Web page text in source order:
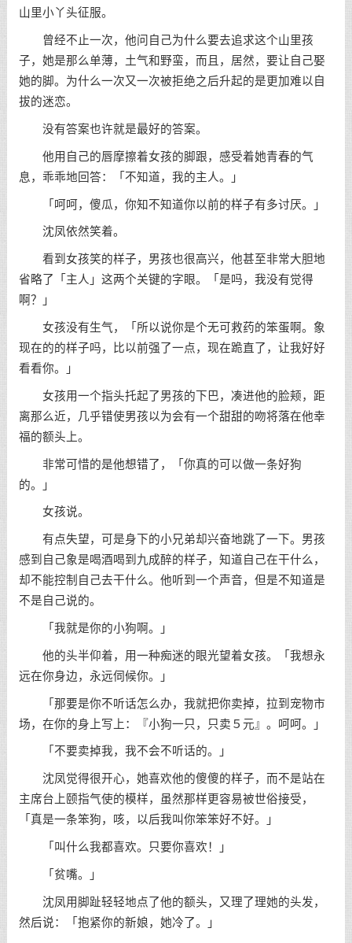
山里小丫头征服。
曾经不止一次，他问自己为什么要去追求这个山里孩
子，她是那么单薄，土气和野蛮，而且，居然，要让自己娶
她的脚。为什么一次又一次被拒绝之后升起的是更加难以自
拔的迷恋。
没有答案也许就是最好的答案。
他用自己的唇摩擦着女孩的脚跟，感受着她青春的气
息，乖乖地回答：「不知道，我的主人。」
「呵呵，傻瓜，你知不知道你以前的样子有多讨厌。」
沈凤依然笑着。
看到女孩笑的样子，男孩也很高兴，他甚至非常大胆地
省略了「主人」这两个关键的字眼。「是吗，我没有觉得
啊？」
女孩没有生气，「所以说你是个无可救药的笨蛋啊。象
现在的的样子吗，比以前强了一点，现在跪直了，让我好好
看看你。」
女孩用一个指头托起了男孩的下巴，凑进他的脸颊，距
离那么近，几乎错使男孩以为会有一个甜甜的吻将落在他幸
福的额头上。
非常可惜的是他想错了，「你真的可以做一条好狗
的。」
女孩说。
有点失望，可是身下的小兄弟却兴奋地跳了一下。男孩
感到自己象是喝酒喝到九成醉的样子，知道自己在干什么，
却不能控制自己去干什么。他听到一个声音，但是不知道是
不是自己说的。
「我就是你的小狗啊。」
他的头半仰着，用一种痴迷的眼光望着女孩。「我想永
远在你身边，永远伺候你。」
「那要是你不听话怎么办，我就把你卖掉，拉到宠物市
场，在你的身上写上：『小狗一只，只卖５元』。呵呵。」
「不要卖掉我，我不会不听话的。」
沈凤觉得很开心，她喜欢他的傻傻的样子，而不是站在
主席台上颐指气使的模样，虽然那样更容易被世俗接受，
「真是一条笨狗，咳，以后我叫你笨笨好不好。」
「叫什么我都喜欢。只要你喜欢！」
「贫嘴。」
沈凤用脚趾轻轻地点了他的额头，又理了理她的头发，
然后说：「抱紧你的新娘，她冷了。」